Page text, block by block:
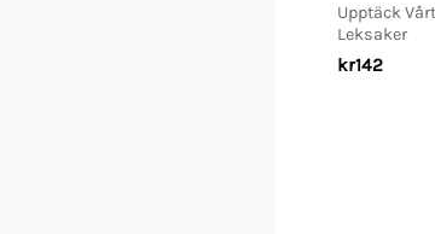
Upptäck
Leksaker
kr142